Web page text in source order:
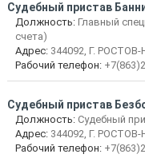
Судебный пристав
Должность:Главный
счета)
Адрес:344092, Г.
Рабочий телефон:
Судебный пристав
Должность:Судебный
Адрес:344092, Г.
Рабочий телефон: